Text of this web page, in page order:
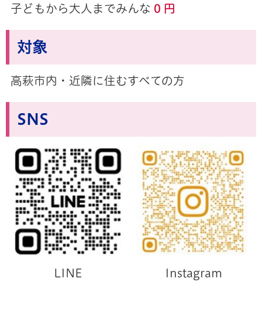
子どもから大人までみんな 0 円
対象
高萩市内・近隣に住むすべての方
SNS
LINE Instagram